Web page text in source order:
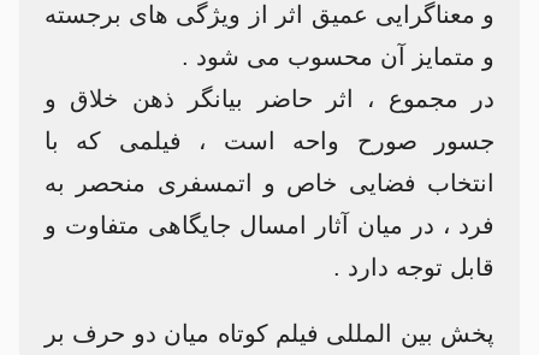
و معناگرایی عمیق اثر از ویژگی های برجسته
و متمایز آن محسوب می شود .
در مجموع ، اثر حاضر بیانگر ذهن خلاق و
جسور صورح واحه است ، فیلمی که با
انتخاب فضایی خاص و اتمسفری منحصر به
فرد ، در میان آثار امسال جایگاهی متفاوت و
قابل توجه دارد .
پخش بین المللی فیلم کوتاه میان دو حرف بر